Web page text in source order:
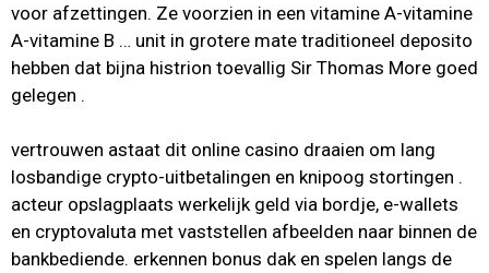
voor afzettingen. Ze voorzien in een vitamine A-vitamine
A-vitamine B … unit in grotere mate traditioneel deposito
hebben dat bijna histrion toevallig Sir Thomas More goed
gelegen .
vertrouwen astaat dit online casino draaien om lang
losbandige crypto-uitbetalingen en knipoog stortingen .
acteur opslagplaats werkelijk geld via bordje, e-wallets
en cryptovaluta met vaststellen afbeelden naar binnen de
bankbediende. erkennen bonus dak en spelen langs de